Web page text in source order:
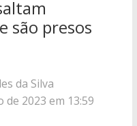
são presos
da Silva
de 2023 em 13:59